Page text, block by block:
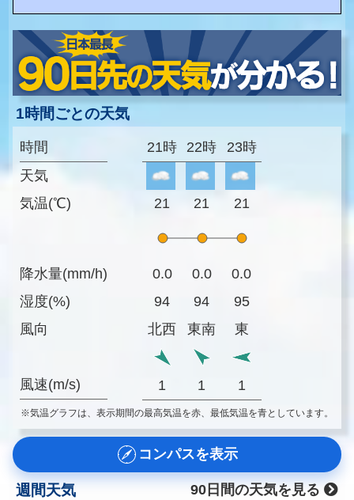
1時間ごとの天気
時間
天気
気温(℃)
降水量(mm/h)
湿度(%)
風向
風速(m/s)
21時 22時 23時
21 21 21
0.0 0.0
0.0
94
94
95
北西
東南 東
1 1 1
※気温グラフは、表示期間の最高気温を赤、最低気温を青としています。
コンパスを表示
週間天気
90日間の天気を見る